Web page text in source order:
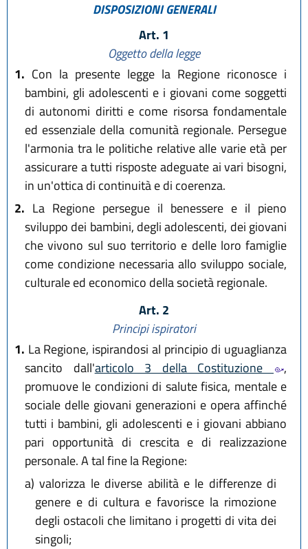
DISPOSIZIONI GENERALI
Art. 1
Oggetto della legge
1. Con la presente legge la Regione riconosce i
bambini, gli adolescenti e i giovani come soggetti
di autonomi diritti e come risorsa fondamentale
ed essenziale della comunità regionale. Persegue
l'armonia tra le politiche relative alle varie età per
assicurare a tutti risposte adeguate ai vari bisogni,
in un'ottica di continuità e di coerenza.
2. La Regione persegue il benessere e il pieno
sviluppo dei bambini, degli adolescenti, dei giovani
che vivono sul suo territorio e delle loro famiglie
come condizione necessaria allo sviluppo sociale,
culturale ed economico della società regionale.
Art. 2
Principi ispiratori
1. La Regione, ispirandosi al principio di uguaglianza
sancito dall'articolo 3 della Costituzione
,
promuove le condizioni di salute fisica, mentale e
sociale delle giovani generazioni e opera affinché
tutti i bambini, gli adolescenti e i giovani abbiano
pari opportunità di crescita e di realizzazione
personale. A tal fine la Regione:
a) valorizza le diverse abilità e le differenze di
genere e di cultura e favorisce la rimozione
degli ostacoli che limitano i progetti di vita dei
singoli;